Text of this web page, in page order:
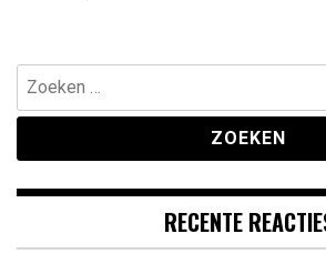
Zoeken
naar:
RECENTE